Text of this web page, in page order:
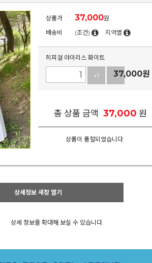
상품가 37,000원
배송비
(조건) 지역별
히피걸 아이리스 화이트
+1 -1
37,000원
총 상품 금액 37,000 원
상품이 품절되었습니다.
상세정보 새창 열기
상세 정보를 확대해 보실 수 있습니다.